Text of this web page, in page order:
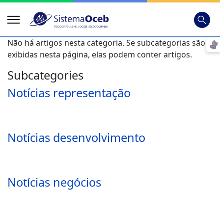
Busca
Não há artigos nesta categoria. Se subcategorias são
exibidas nesta página, elas podem conter artigos.
Subcategories
Notícias representação
Notícias desenvolvimento
Notícias negócios